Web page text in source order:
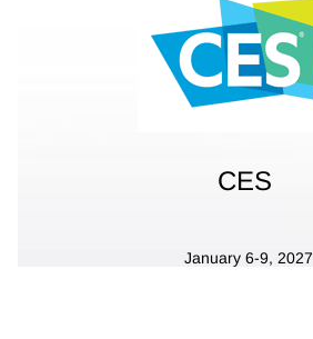
CES
January 6-9, 2027